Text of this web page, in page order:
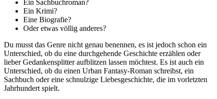
Ein Sachbuchroman?
Ein Krimi?
Eine Biografie?
Oder etwas völlig anderes?
Du musst das Genre nicht genau benennen, es ist jedoch schon ein
Unterschied, ob du eine durchgehende Geschichte erzählen oder
lieber Gedankensplitter aufblitzen lassen möchtest. Es ist auch ein
Unterschied, ob du einen Urban Fantasy-Roman schreibst, ein
Sachbuch oder eine schnulzige Liebesgeschichte, die im vorletzten
Jahrhundert spielt.